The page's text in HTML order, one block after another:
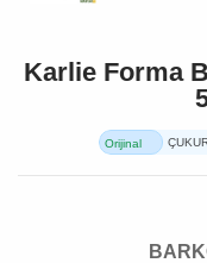
Karlie Forma
Orijinal